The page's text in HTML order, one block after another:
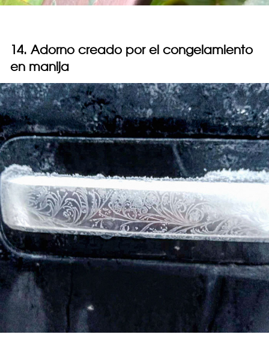
14. Adorno creado por el congelamiento
en manija